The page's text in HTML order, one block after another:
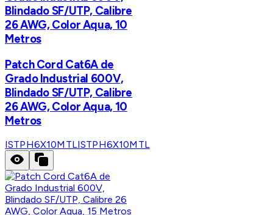
Blindado SF/UTP, Calibre
26 AWG, Color Aqua, 10
Metros
Patch Cord Cat6A de
Grado Industrial 600V,
Blindado SF/UTP, Calibre
26 AWG, Color Aqua, 10
Metros
ISTPH6X10MTLISTPH6X10MTL